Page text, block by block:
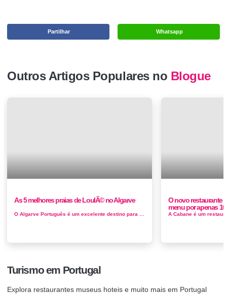
Whatsapp
Partilhar
Outros Artigos Populares no Blogue
As 5 melhores praias de LoulÃ© no Algarve
O novo restaurante
menu por apenas
Turismo em Portugal
Explora restaurantes museus hoteis e muito mais em Portugal